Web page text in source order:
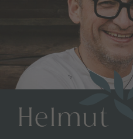
Helmut